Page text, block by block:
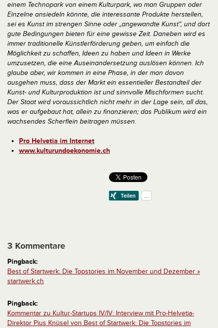
einem Technopark von einem Kulturpark, wo man Gruppen oder
Einzelne ansiedeln könnte, die interessante Produkte herstellen,
sei es Kunst im strengen Sinne oder „angewandte Kunst“, und dort
gute Bedingungen bieten für eine gewisse Zeit. Daneben wird es
immer traditionelle Künstlerförderung geben, um einfach die
Möglichkeit zu schaffen, Ideen zu haben und Ideen in Werke
umzusetzen, die eine Auseinandersetzung auslösen können. Ich
glaube aber, wir kommen in eine Phase, in der man davon
ausgehen muss, dass der Markt ein essentieller Bestandteil der
Kunst- und Kulturproduktion ist und sinnvolle Mischformen sucht.
Der Staat wird voraussichtlich nicht mehr in der Lage sein, all das,
was er aufgebaut hat, allein zu finanzieren; das Publikum wird ein
wachsendes Scherflein beitragen müssen.
Pro Helvetia im Internet
www.kulturundoekonomie.ch
3 Kommentare
Pingback:
Best of Startwerk: Die Topstories im November und Dezember »
startwerk.ch
Pingback:
Kommentar zu Kultur-Startups IV/IV: Interview mit Pro-Helvetia-
Direktor Pius Knüsel von Best of Startwerk: Die Topstories im